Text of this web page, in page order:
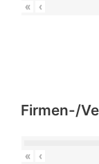
« ‹
Firmen-/
« ‹